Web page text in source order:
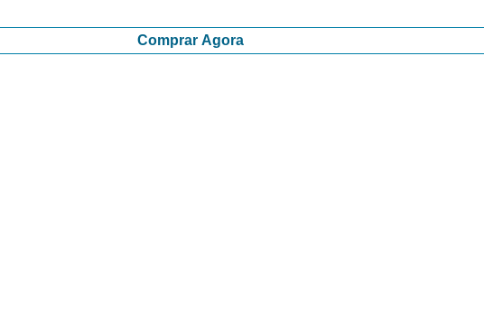
Comprar Agora